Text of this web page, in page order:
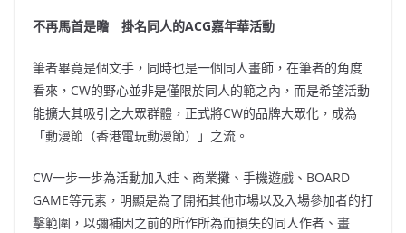
不再馬首是瞻 掛名同人的ACG嘉年華活動
筆者畢竟是個文手，同時也是一個同人畫師，在筆者的角度
看來，CW的野心並非是僅限於同人的範之內，而是希望活動
能擴大其吸引之大眾群體，正式將CW的品牌大眾化，成為
「動漫節（香港電玩動漫節）」之流。
CW一步一步為活動加入娃、商業攤、手機遊戲、BOARD
GAME等元素，明顯是為了開拓其他市場以及入場參加者的打
擊範圍，以彌補因之前的所作所為而損失的同人作者、畫